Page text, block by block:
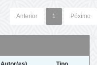
Anterior 1 Póximo